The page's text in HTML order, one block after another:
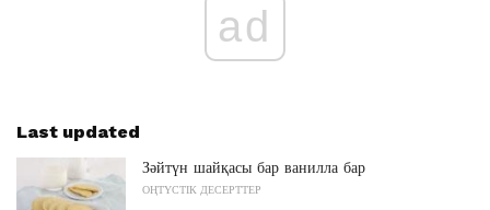
ad
Last updated
Зәйтүн шайқасы бар ванилла бар
ОҢТҮСТІК ДЕСЕРТТЕР